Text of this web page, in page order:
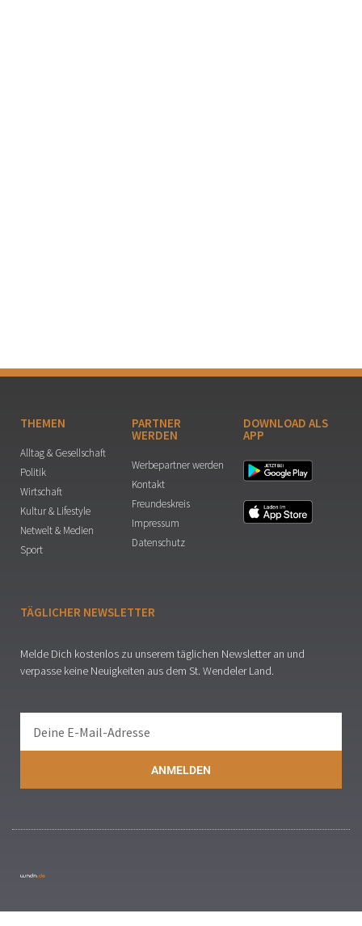
THEMEN
Alltag & Gesellschaft
Politik
Wirtschaft
Kultur & Lifestyle
Netwelt & Medien
Sport
PARTNER
WERDEN
Werbepartner werden
Kontakt
Freundeskreis
Impressum
Datenschutz
DOWNLOAD ALS
APP
TÄGLICHER NEWSLETTER
Melde Dich kostenlos zu unserem täglichen Newsletter an und
verpasse keine Neuigkeiten aus dem St. Wendeler Land.
ANMELDEN